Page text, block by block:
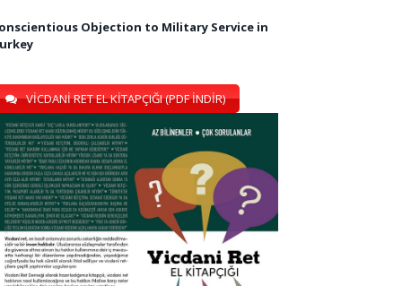
Objection to Military Service in
VİCDANİ RET EL KİTAPÇIĞI (PDF İNDİR)